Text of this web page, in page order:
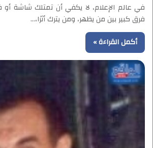
في عالم الإعلام، لا يكفي أن تمتلك شاشة
فرق كبير بين من يظهر، ومن يترك أثرًا،…
أكمل القراءة »